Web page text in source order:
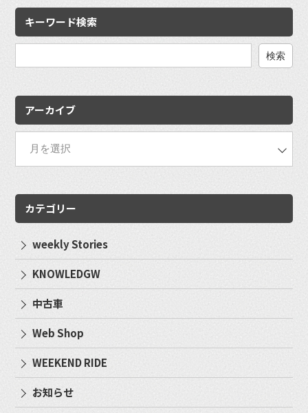
キーワード検索
アーカイブ
カテゴリー
weekly Stories
KNOWLEDGW
中古車
Web Shop
WEEKEND RIDE
お知らせ